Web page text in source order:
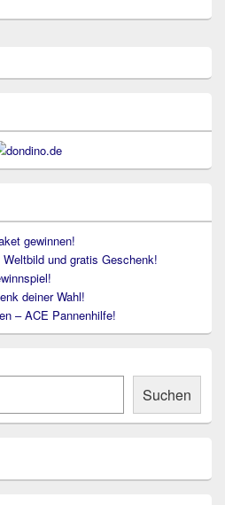
gewinnen!
und gratis Geschenk!
deiner Wahl!
– ACE Pannenhilfe!
Suchen